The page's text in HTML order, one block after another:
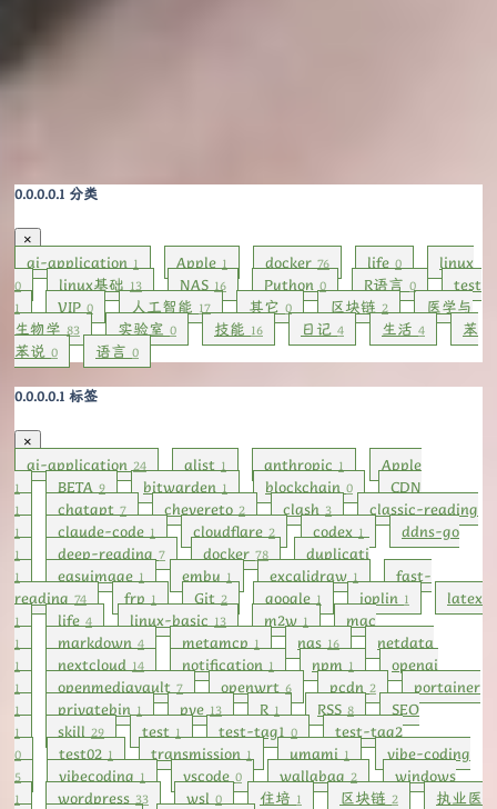
分类
×
ai-application 1 Apple 1 docker 76 life 0 linux
0 linux基础 13 NAS 16 Python 0 R语言 0 test
1 VIP 0 人工智能 17 其它 0 区块链 2
医学与
生物学 83 实验室 0 技能 16 日记 4 生活 4
苯
苯说 0 语言 0
标签
×
ai-application 24 alist 1 anthropic 1 Apple
1 BETA 9 bitwarden 1 blockchain 0 CDN
1 chatgpt 7 chevereto 2 clash 3 classic-reading
1 claude-code 1 cloudflare 2 codex 1 ddns-go
1 deep-reading 7 docker 78 duplicati
1 easyimage 1 emby 1 excalidraw 1
fast-
reading 74 frp 1 Git 2 google 1 joplin 1 latex
1 life 4 linux-basic 13 m2w 1 mac
1 markdown 4 metamcp 1 nas 16 netdata
1 nextcloud 14 notification 1 npm 1 openai
1 openmediavault 7 openwrt 6 pcdn 2 portainer
1 privatebin 1 pve 13 R 1 RSS 8 SEO
1 skill 29 test 1 test-tag1 0 test-tag2
0 test02 1 transmission 1 umami 1 vibe-coding
5 vibecoding 1 vscode 0 wallabag 2 windows
1 wordpress 33 wsl 0 住培 1 区块链 2 执业医